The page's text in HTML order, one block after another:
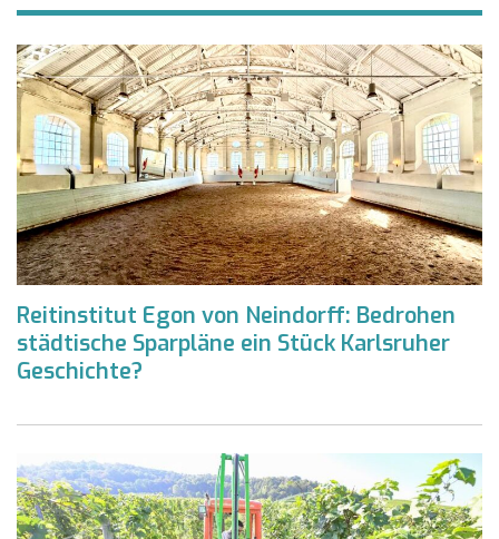
Reitinstitut Egon von Neindorff: Bedrohen
städtische Sparpläne ein Stück Karlsruher
Geschichte?